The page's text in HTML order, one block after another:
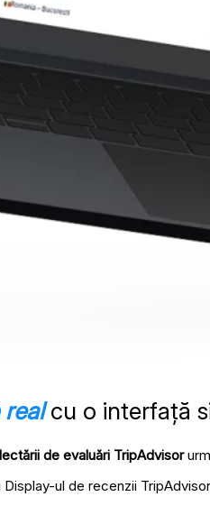
cu o interfață
de evaluări TripAdvisor
Display-ul de recenzii